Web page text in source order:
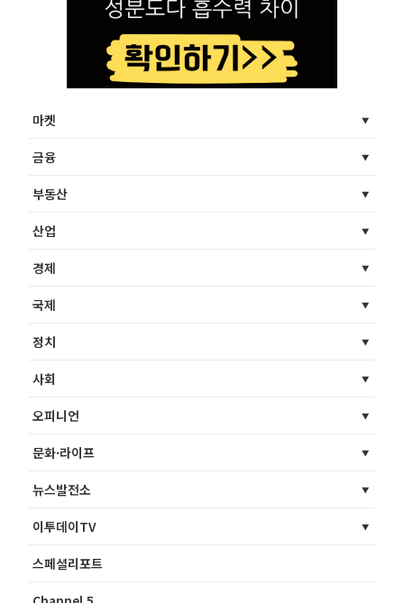
마켓
금융
부동산
산업
경제
국제
정치
사회
오피니언
문화·라이프
뉴스발전소
이투데이TV
스페셜리포트